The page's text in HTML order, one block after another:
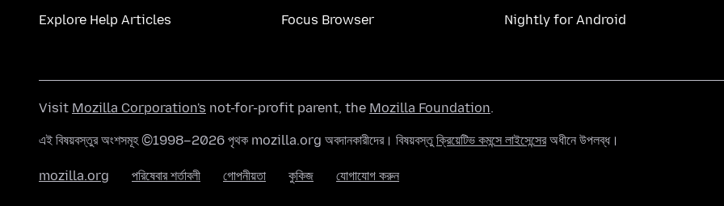
Explore Help Articles
Focus Browser
Nightly for Android
Visit Mozilla Corporation's not-for-profit parent, the Mozilla Foundation.
এই বিষয়বস্তুর অংশসমূহ ©1998–2026 পৃথক mozilla.org অবদানকারীদের। বিষয়বস্তুক্রিয়েটিভ কমন্সে লাইসেন্সেরঅধীনে উপলব্ধ।
mozilla.org পরিষেবার শর্তাবলী গোপনীয়তা কুকিজ যোগাযোগ করুন